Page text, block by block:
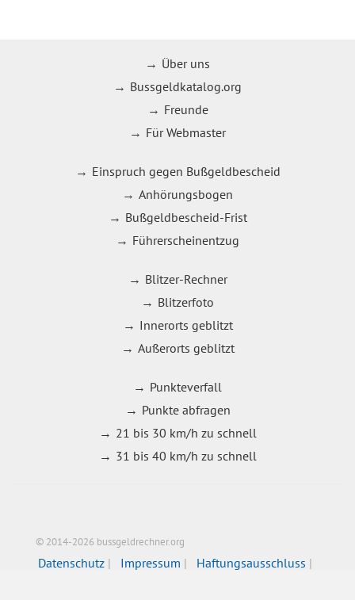
Über uns
Bussgeldkatalog.org
Freunde
Für Webmaster
Einspruch gegen Bußgeldbescheid
Anhörungsbogen
Bußgeldbescheid-Frist
Führerscheinentzug
Blitzer-Rechner
Blitzerfoto
Innerorts geblitzt
Außerorts geblitzt
Punkteverfall
Punkte abfragen
21 bis 30 km/h zu schnell
31 bis 40 km/h zu schnell
© 2014-2026 bussgeldrechner.org
Datenschutz Impressum
Haftungsausschluss